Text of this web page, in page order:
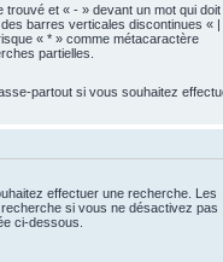
trouvé et « - » devant un mot qui doit
barres verticales discontinues « |
« * » comme métacaractère
partielles.
partout si vous souhaitez
effectuer une recherche. Les
si vous ne désactivez pas
ci-dessous.